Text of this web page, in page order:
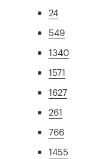
24
549
1340
1571
1627
261
766
1455